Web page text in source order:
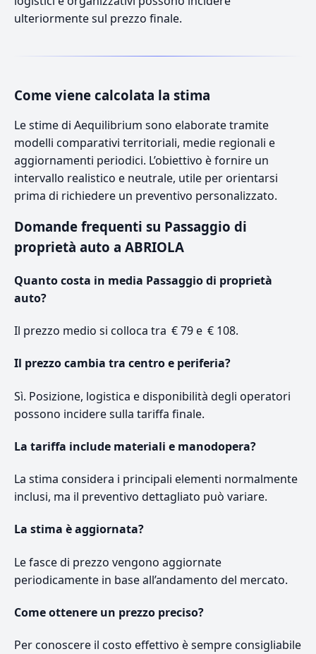
ulteriormente sul prezzo finale.
Come viene calcolata la stima
Le stime di Aequilibrium sono elaborate tramite
modelli comparativi territoriali, medie regionali e
aggiornamenti periodici. L’obiettivo è fornire un
intervallo realistico e neutrale, utile per orientarsi
prima di richiedere un preventivo personalizzato.
Domande frequenti su Passaggio di
proprietà auto a ABRIOLA
Quanto costa in media Passaggio di proprietà
auto?
Il prezzo medio si colloca tra € 79 e € 108.
Il prezzo cambia tra centro e periferia?
Sì. Posizione, logistica e disponibilità degli operatori
possono incidere sulla tariffa finale.
La tariffa include materiali e manodopera?
La stima considera i principali elementi normalmente
inclusi, ma il preventivo dettagliato può variare.
La stima è aggiornata?
Le fasce di prezzo vengono aggiornate
periodicamente in base all’andamento del mercato.
Come ottenere un prezzo preciso?
Per conoscere il costo effettivo è sempre consigliabile